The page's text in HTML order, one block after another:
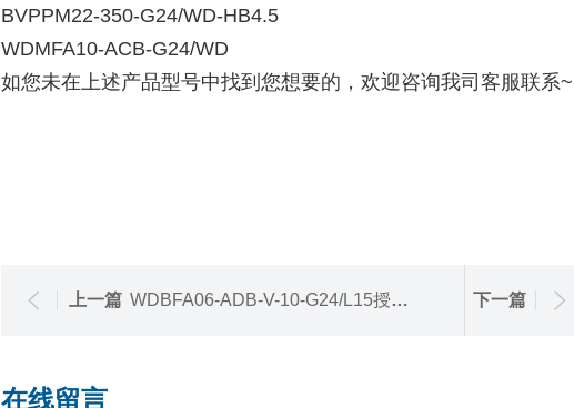
BVPPM22-350-G24/WD-HB4.5
WDMFA10-ACB-G24/WD
如您未在上述产品型号中找到您想要的，欢迎咨询我司客服联系~
上一篇 WDBFA06-ADB-V-10-G24/L15授权代理万福乐防爆比例换向阀WDBFA06-ADB 下一篇
在线留言